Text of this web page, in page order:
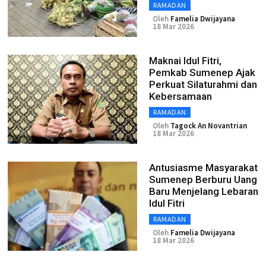
RAMADAN
Oleh Famelia Dwijayana
18 Mar 2026
Maknai Idul Fitri,
Pemkab Sumenep Ajak
Perkuat Silaturahmi dan
Kebersamaan
RAMADAN
Oleh Tagock An Novantrian
18 Mar 2026
Antusiasme Masyarakat
Sumenep Berburu Uang
Baru Menjelang Lebaran
Idul Fitri
RAMADAN
Oleh Famelia Dwijayana
18 Mar 2026